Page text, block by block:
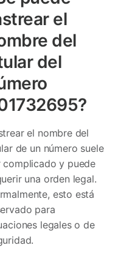
el
del
del
el nombre del
de un número suele
complicado y puede
una orden legal.
esto está
para
legales o de